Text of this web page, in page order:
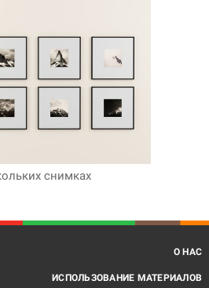
снимках
О НАС
ИСПОЛЬЗОВАНИЕ МАТЕРИАЛОВ